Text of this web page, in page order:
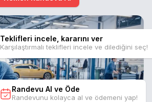
Teklifleri incele, kararını ver
Karşılaştırmalı teklifleri incele ve dilediğini seç!
Randevu Al ve Öde
Randevunu kolayca al ve ödemeni yap!